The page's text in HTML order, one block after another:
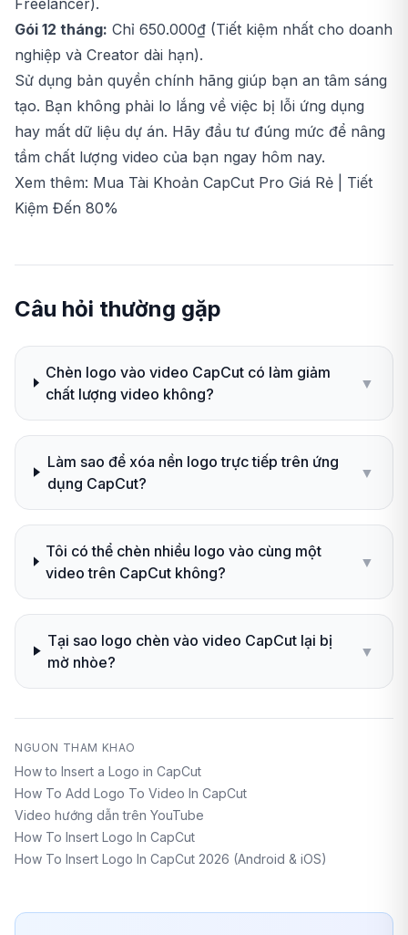
Gói 12 tháng: Chỉ 650.000₫ (Tiết kiệm nhất cho doanh
nghiệp và Creator dài hạn).
Sử dụng bản quyền chính hãng giúp bạn an tâm sáng
tạo. Bạn không phải lo lắng về việc bị lỗi ứng dụng
hay mất dữ liệu dự án. Hãy đầu tư đúng mức để nâng
tầm chất lượng video của bạn ngay hôm nay.
Xem thêm: Mua Tài Khoản CapCut Pro Giá Rẻ | Tiết
Kiệm Đến 80%
Câu hỏi thường gặp
Chèn logo vào video CapCut có làm giảm
chất lượng video không?
▼
Làm sao để xóa nền logo trực tiếp trên ứng
dụng CapCut?
▼
Tôi có thể chèn nhiều logo vào cùng một
video trên CapCut không?
▼
Tại sao logo chèn vào video CapCut lại bị
mờ nhòe?
▼
NGUON THAM KHAO
How to Insert a Logo in CapCut
How To Add Logo To Video In CapCut
Video hướng dẫn trên YouTube
How To Insert Logo In CapCut
How To Insert Logo In CapCut 2026 (Android & iOS)